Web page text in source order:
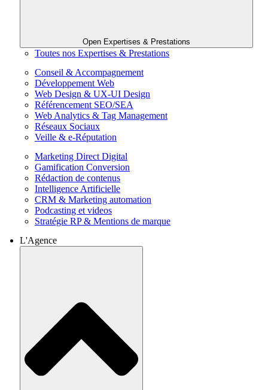
Open Expertises & Prestations
Toutes nos Expertises & Prestations
Conseil & Accompagnement
Développement Web
Web Design & UX-UI Design
Référencement SEO/SEA
Web Analytics & Tag Management
Réseaux Sociaux
Veille & e-Réputation
Marketing Direct Digital
Gamification Conversion
Rédaction de contenus
Intelligence Artificielle
CRM & Marketing automation
Podcasting et videos
Stratégie RP & Mentions de marque
L'Agence